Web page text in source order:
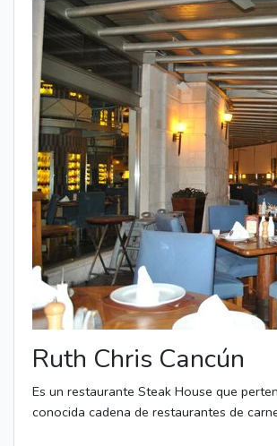
Ruth Chris Cancún
Es un restaurante Steak House que
conocida cadena de restaurantes de